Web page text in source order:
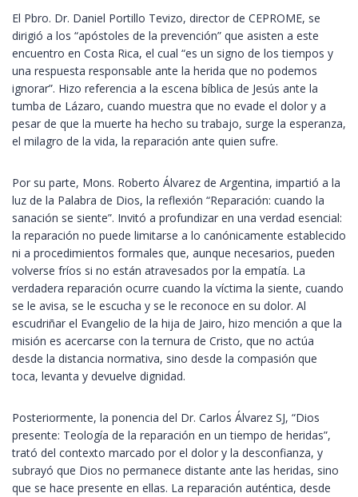
El Pbro. Dr. Daniel Portillo Tevizo, director de CEPROME, se
dirigió a los “apóstoles de la prevención” que asisten a este
encuentro en Costa Rica, el cual “es un signo de los tiempos y
una respuesta responsable ante la herida que no podemos
ignorar”. Hizo referencia a la escena bíblica de Jesús ante la
tumba de Lázaro, cuando muestra que no evade el dolor y a
pesar de que la muerte ha hecho su trabajo, surge la esperanza,
el milagro de la vida, la reparación ante quien sufre.
Por su parte, Mons. Roberto Álvarez de Argentina, impartió a la
luz de la Palabra de Dios, la reflexión “Reparación: cuando la
sanación se siente”. Invitó a profundizar en una verdad esencial:
la reparación no puede limitarse a lo canónicamente establecido
ni a procedimientos formales que, aunque necesarios, pueden
volverse fríos si no están atravesados por la empatía. La
verdadera reparación ocurre cuando la víctima la siente, cuando
se le avisa, se le escucha y se le reconoce en su dolor. Al
escudriñar el Evangelio de la hija de Jairo, hizo mención a que la
misión es acercarse con la ternura de Cristo, que no actúa
desde la distancia normativa, sino desde la compasión que
toca, levanta y devuelve dignidad.
Posteriormente, la ponencia del Dr. Carlos Álvarez SJ, “Dios
presente: Teología de la reparación en un tiempo de heridas”,
trató del contexto marcado por el dolor y la desconfianza, y
subrayó que Dios no permanece distante ante las heridas, sino
que se hace presente en ellas. La reparación auténtica, desde